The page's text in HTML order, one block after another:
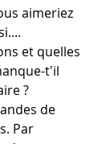
aimeriez
et quelles
t'il
?
de
Par